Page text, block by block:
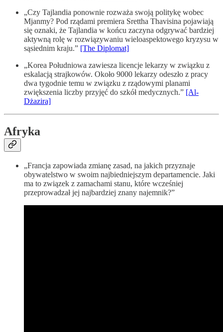
„Czy Tajlandia ponownie rozważa swoją politykę wobec
Mjanmy? Pod rządami premiera Srettha Thavisina pojawiają
się oznaki, że Tajlandia w końcu zaczyna odgrywać bardziej
aktywną rolę w rozwiązywaniu wieloaspektowego kryzysu w
sąsiednim kraju.” [The Diplomat]
„Korea Południowa zawiesza licencje lekarzy w związku z
eskalacją strajkowów. Około 9000 lekarzy odeszło z pracy
dwa tygodnie temu w związku z rządowymi planami
zwiększenia liczby przyjęć do szkół medycznych.” [Al-
Dżazira]
Afryka
„Francja zapowiada zmianę zasad, na jakich przyznaje
obywatelstwo w swoim najbiedniejszym departamencie. Jaki
ma to związek z zamachami stanu, które wcześniej
przeprowadzał jej najbardziej znany najemnik?”